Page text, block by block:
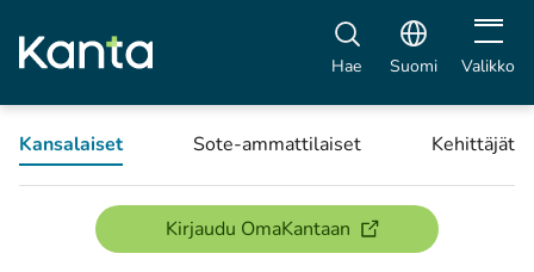
Hae Suomi Avaa
Valikko
Kansalaiset Sote-ammattilaiset Kehittäjät
Kirjaudu OmaKantaan(avautuu uuteen